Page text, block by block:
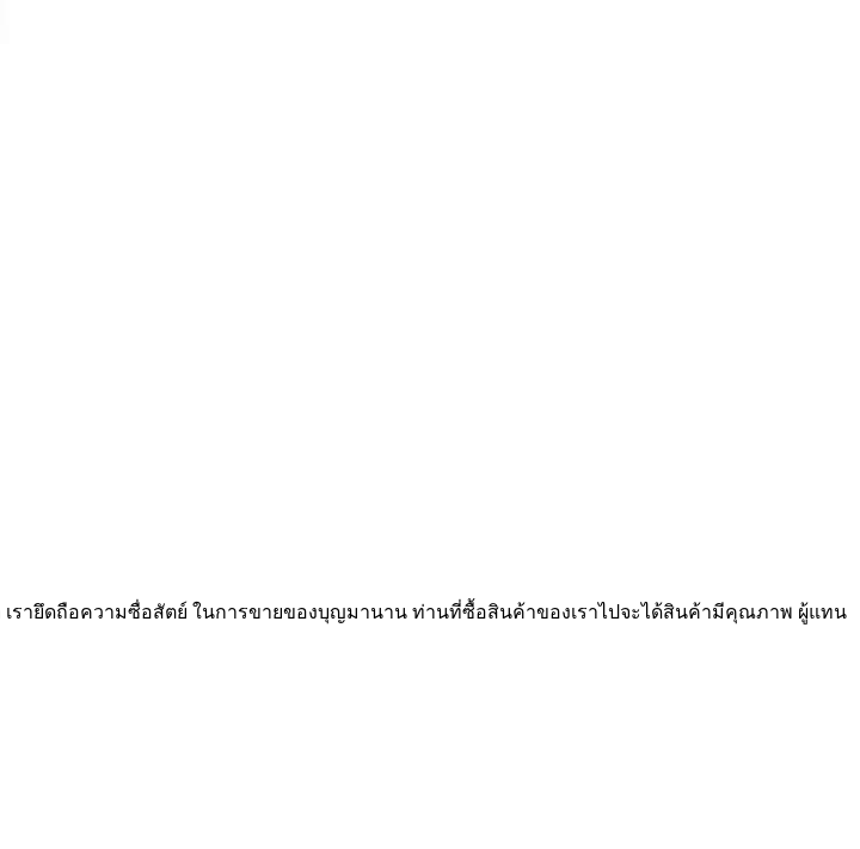
เรายึดถือความซื่อสัตย์ ในการขายของบุญมานาน ท่านที่ซื้อสินค้าของเราไปจะได้สินค้ามีคุณภาพ ผู้แทน